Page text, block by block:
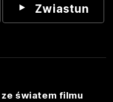
Zwiastun
ze światem filmu